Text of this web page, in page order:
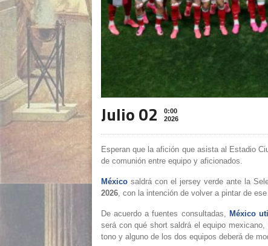
Julio 02
0:00
2026
Esperan que la afición que asista al Estadio
de comunión entre equipo y aficionados.
México saldrá con el jersey verde ante la
2026, con la intención de volver a pintar de ese
De acuerdo a fuentes consultadas, México
será con qué short saldrá el equipo
tono y alguno de los dos equipos deberá de